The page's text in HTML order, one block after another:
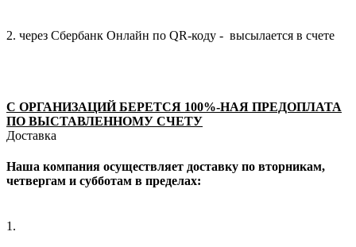
2. через Сбербанк Онлайн по QR-коду - высылается в счете
С ОРГАНИЗАЦИЙ БЕРЕТСЯ 100%-НАЯ ПРЕДОПЛАТА
ПО ВЫСТАВЛЕННОМУ СЧЕТУ
Доставка
Наша компания осуществляет доставку по вторникам,
четвергам и субботам в пределах:
1.